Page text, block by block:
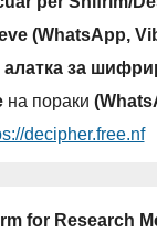
(WhatsApp,
алатка за
на пораки
decipher.free.nf
for Research